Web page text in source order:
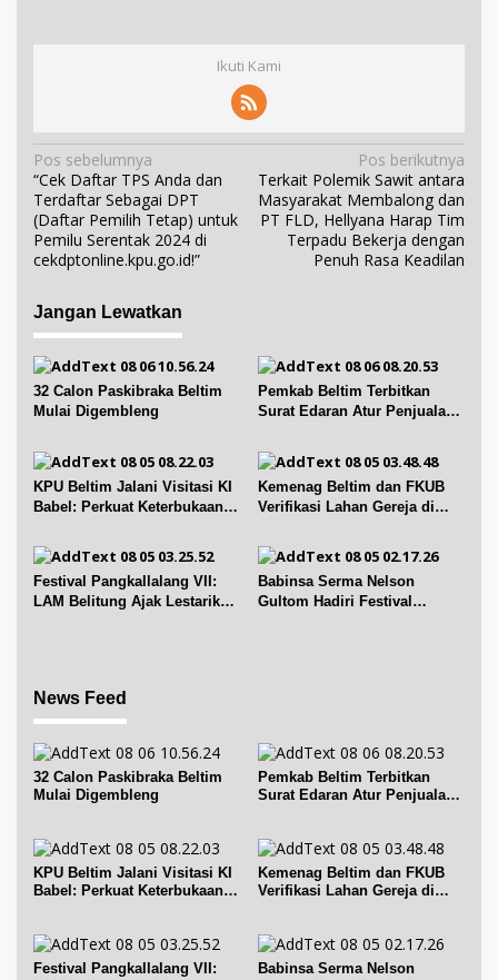
Ikuti Kami
N
a
v
i
g
s
i
p
o
Pos sebelumnya
“Cek Daftar TPS Anda dan
Terdaftar Sebagai DPT
(Daftar Pemilih Tetap) untuk
Pemilu Serentak 2024 di
cekdptonline.kpu.go.id!”
Pos berikutnya
Terkait Polemik Sawit antara
Masyarakat Membalong dan
PT FLD, Hellyana Harap Tim
Terpadu Bekerja dengan
Penuh Rasa Keadilan
Jangan Lewatkan
32 Calon Paskibraka Beltim
Mulai Digembleng
Pemkab Beltim Terbitkan
Surat Edaran Atur Penjualan
KPU Beltim Jalani Visitasi KI
Babel: Perkuat Keterbukaan
Kemenag Beltim dan FKUB
Verifikasi Lahan Gereja di
Festival Pangkallalang VII:
LAM Belitung Ajak Lestarikan
Babinsa Serma Nelson
Gultom Hadiri Festival
News Feed
32 Calon Paskibraka Beltim
Mulai Digembleng
Pemkab Beltim Terbitkan
Surat Edaran Atur Penjualan
KPU Beltim Jalani Visitasi KI
Babel: Perkuat Keterbukaan
Kemenag Beltim dan FKUB
Verifikasi Lahan Gereja di
Festival Pangkallalang VII:
Babinsa Serma Nelson